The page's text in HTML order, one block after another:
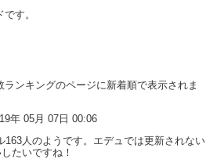
す。
ンキングのページに新着順で表示されま
年 05月 07日 00:06
163人のようです。エデュでは更新されない
たいですね！